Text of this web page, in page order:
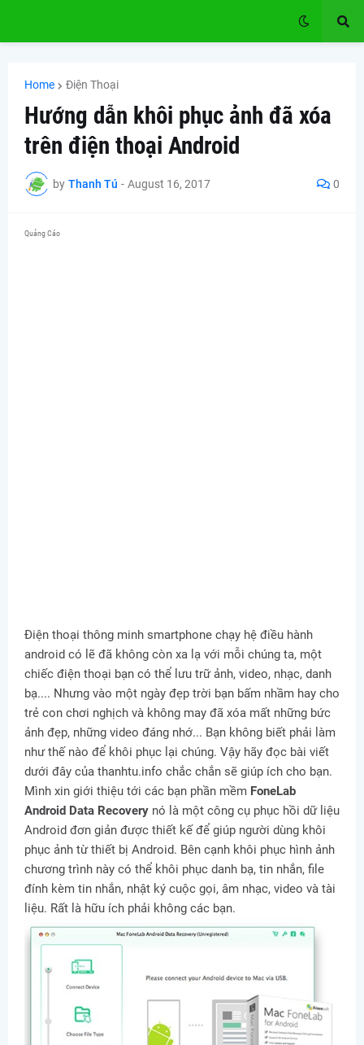
Home Điện Thoại
Hướng dẫn khôi phục ảnh đã xóa
trên điện thoại Android
by Thanh Tú - August 16, 2017 0
Quảng Cáo
Điện thoại thông minh smartphone chạy hệ điều hành
android có lẽ đã không còn xa lạ với mỗi chúng ta, một
chiếc điện thoại bạn có thể lưu trữ ảnh, video, nhạc, danh
bạ.... Nhưng vào một ngày đẹp trời bạn bấm nhầm hay cho
trẻ con chơi nghịch và không may đã xóa mất những bức
ảnh đẹp, những video đáng nhớ... Bạn không biết phải làm
như thế nào để khôi phục lại chúng. Vậy hãy đọc bài viết
dưới đây của thanhtu.info chắc chắn sẽ giúp ích cho bạn.
Mình xin giới thiệu tới các bạn phần mềm FoneLab
Android Data Recovery nó là một công cụ phục hồi dữ liệu
Android đơn giản được thiết kế để giúp người dùng khôi
phục ảnh từ thiết bị Android. Bên cạnh khôi phục hình ảnh
chương trình này có thể khôi phục danh bạ, tin nhắn, file
đính kèm tin nhắn, nhật ký cuộc gọi, âm nhạc, video và tài
liệu. Rất là hữu ích phải không các bạn.